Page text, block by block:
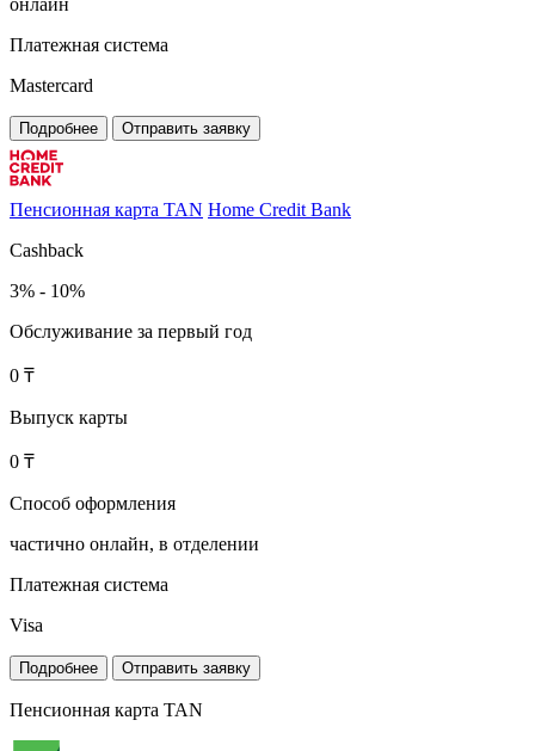
онлайн
Платежная система
Mastercard
Подробнее Отправить заявку
Пенсионная карта TAN Home Credit Bank
Cashback
3% - 10%
Обслуживание за первый год
0 ₸
Выпуск карты
0 ₸
Способ оформления
частично онлайн, в отделении
Платежная система
Visa
Подробнее Отправить заявку
Пенсионная карта TAN